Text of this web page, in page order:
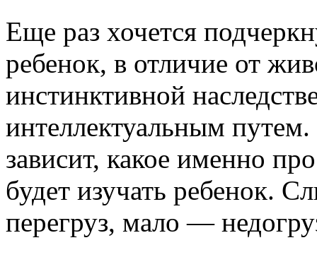
Еще раз хочется
ребенок, в отличие от
инстинктивной
интеллектуальным
зависит, какое именно
будет изучать ребенок.
перегруз, мало —